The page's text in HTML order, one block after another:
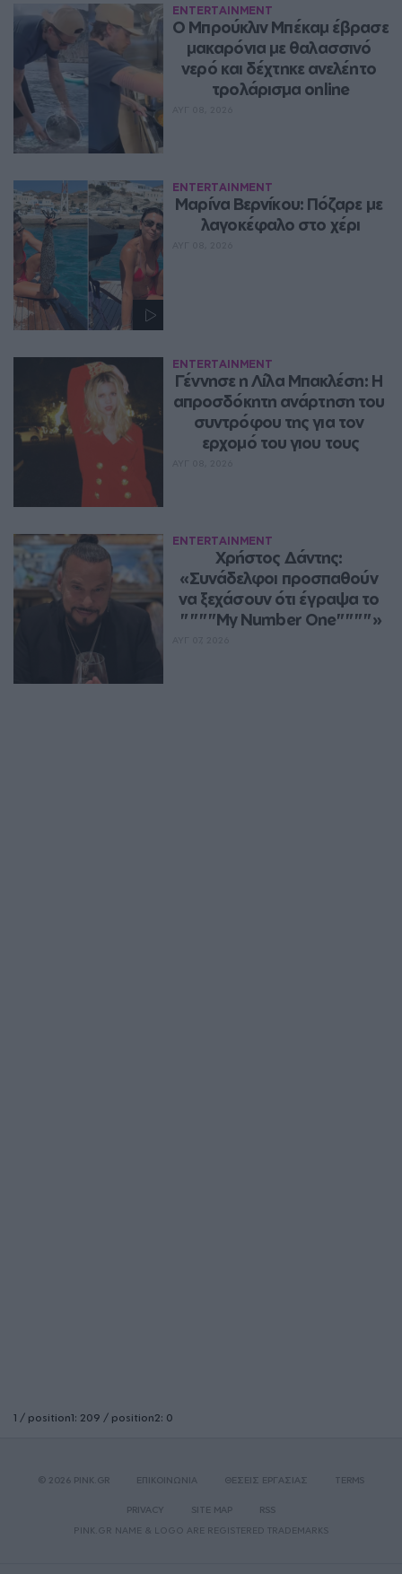
ENTERTAINMENT
Ο Μπρούκλιν Μπέκαμ έβρασε
μακαρόνια με θαλασσινό
νερό και δέχτηκε ανελέητο
τρολάρισμα online
ENTERTAINMENT
Μαρίνα Βερνίκου: Πόζαρε με
λαγοκέφαλο στο χέρι
ENTERTAINMENT
Γέννησε η Λίλα Μπακλέση: Η
απροσδόκητη ανάρτηση του
συντρόφου της για τον
ερχομό του γιου τους
ENTERTAINMENT
Χρήστος Δάντης:
«Συνάδελφοι προσπαθούν
να ξεχάσουν ότι έγραψα το
""""My Number One""""»
1 / position1: 209 / position2: 0
© 2026 PINK.GR ΕΠΙΚΟΙΝΩΝΙΑ ΘΕΣΕΙΣ ΕΡΓΑΣΙΑΣ TERMS
PRIVACY SITE MAP
RSS
PINK.GR NAME & LOGO ARE REGISTERED TRADEMARKS